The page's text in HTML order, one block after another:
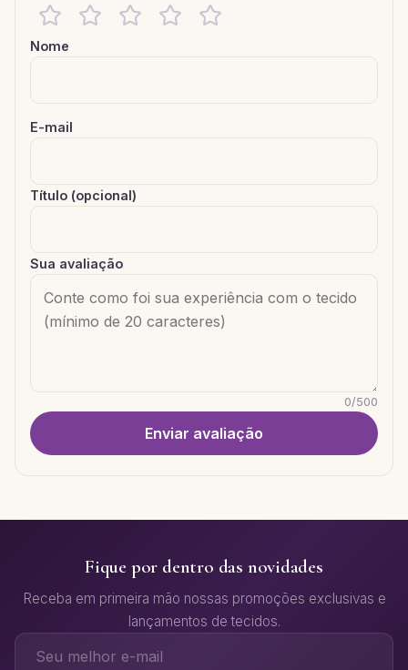
Nome
E-mail
Título (opcional)
Sua avaliação
0/500
Enviar avaliação
Fique por dentro das novidades
Receba em primeira mão nossas promoções exclusivas e
lançamentos de tecidos.